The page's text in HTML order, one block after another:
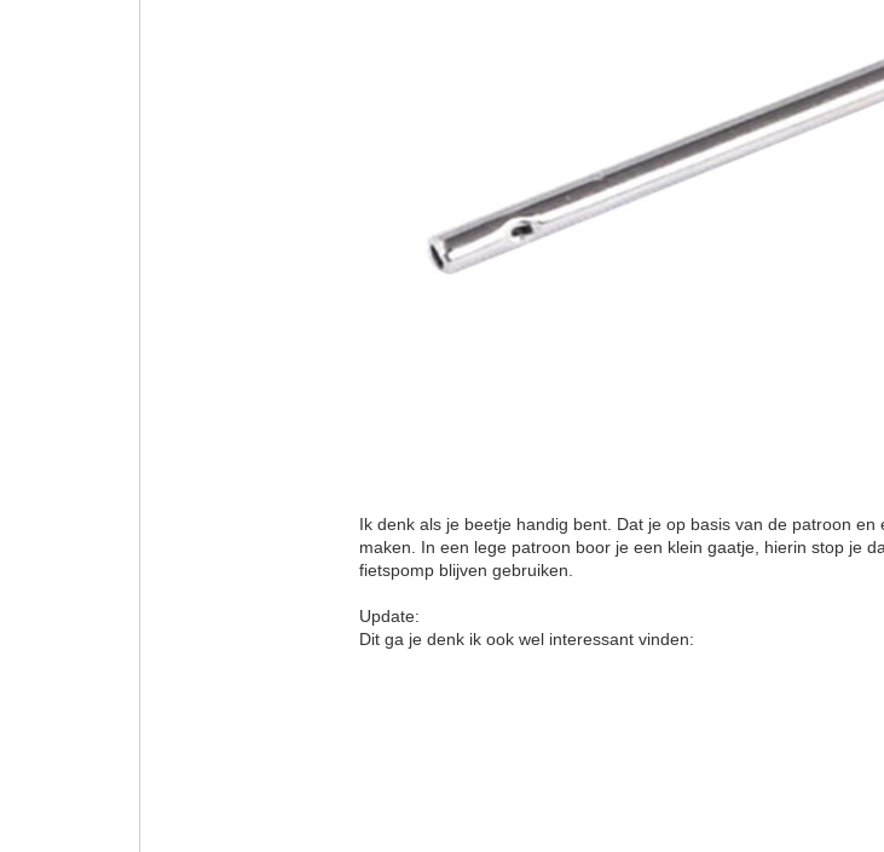
Ik denk als je beetje handig bent. Dat je op basis van de patroon
maken. In een lege patroon boor je een klein gaatje, hierin stop je
fietspomp blijven gebruiken.
Update:
Dit ga je denk ik ook wel interessant vinden: